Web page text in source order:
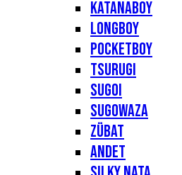
Katanaboy
Longboy
Pocketboy
Tsurugi
Sugoi
Sugowaza
Zübat
Andet